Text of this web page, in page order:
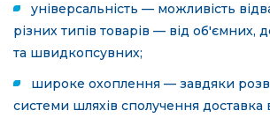
універсальність — можливість
різних типів товарів — від об'ємних,
та швидкопсувних;
широке охоплення — завдяки
системи шляхів сполучення доставка